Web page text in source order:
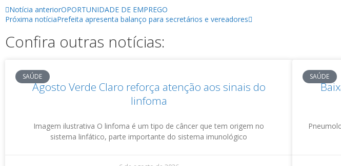
Notícia anteriorOPORTUNIDADE DE EMPREGO
Próxima notíciaPrefeita apresenta balanço para secretários e vereadores
Confira outras notícias:
SAÚDE
Agosto Verde Claro reforça atenção aos sinais do
linfoma
Imagem ilustrativa O linfoma é um tipo de câncer que tem origem no
sistema linfático, parte importante do sistema imunológico
SAÚDE